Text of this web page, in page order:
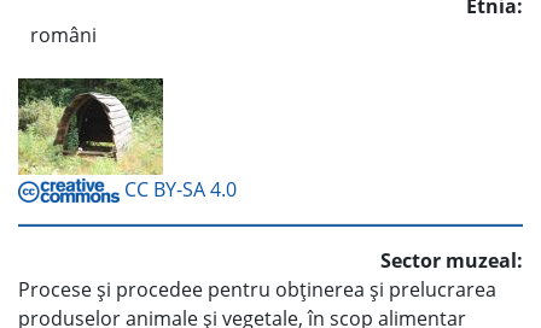
Etnia:
români
CC BY-SA 4.0
Sector muzeal:
Procese şi procedee pentru obţinerea şi prelucrarea
produselor animale şi vegetale, în scop alimentar